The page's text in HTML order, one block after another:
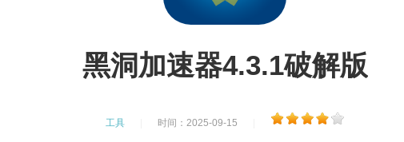
黑洞加速器4.3.1破解版
工具 时间：2025-09-15